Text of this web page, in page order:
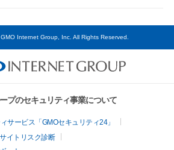
Internet Group, Inc. All Rights Reserved.
プのセキュリティ事業について
サービス「GMOセキュリティ24」
イトリスク診断